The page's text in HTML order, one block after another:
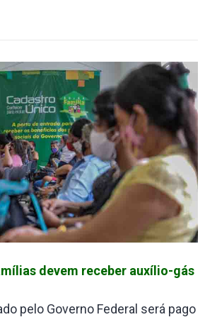
devem receber auxílio-gás
pelo Governo Federal será pago